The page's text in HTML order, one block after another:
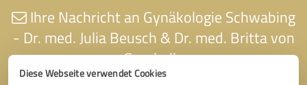
Diese Webseite verwendet Cookies
Ihre Nachricht an Gynäkologie Schwabing
- Dr. med. Julia Beusch & Dr. med. Britta von
Gruchalla